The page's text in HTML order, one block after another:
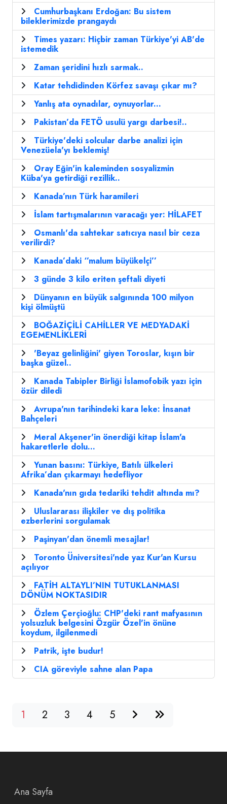
Cumhurbaşkanı Erdoğan: Bu sistem
bileklerimizde prangaydı
Times yazarı: Hiçbir zaman Türkiye'yi AB'de
istemedik
Zaman şeridini hızlı sarmak..
Katar tehdidinden Körfez savaşı çıkar mı?
Yanlış ata oynadılar, oynuyorlar...
Pakistan’da FETÖ usulü yargı darbesi!..
Türkiye'deki solcular darbe analizi için
Venezüela'yı beklemiş!
Oray Eğin'in kaleminden sosyalizmin
Küba'ya getirdiği rezillik..
Kanada’nın Türk haramileri
İslam tartışmalarının varacağı yer: HİLAFET
Osmanlı'da sahtekar satıcıya nasıl bir ceza
verilirdi?
Kanada’daki ‘’malum büyükelçi’’
3 günde 3 kilo eriten şeftali diyeti
Dünyanın en büyük salgınında 100 milyon
kişi ölmüştü
BOĞAZİÇİLİ CAHİLLER VE MEDYADAKİ
EGEMENLİKLERİ
'Beyaz gelinliğini' giyen Toroslar, kışın bir
başka güzel..
Kanada Tabipler Birliği İslamofobik yazı için
özür diledi
Avrupa'nın tarihindeki kara leke: İnsanat
Bahçeleri
Meral Akşener'in önerdiği kitap İslam'a
hakaretlerle dolu...
Yunan basını: Türkiye, Batılı ülkeleri
Afrika’dan çıkarmayı hedefliyor
Kanada'nın gıda tedariki tehdit altında mı?
Uluslararası ilişkiler ve dış politika
ezberlerini sorgulamak
Paşinyan'dan önemli mesajlar!
Toronto Üniversitesi'nde yaz Kur'an Kursu
açılıyor
FATİH ALTAYLI’NIN TUTUKLANMASI
DÖNÜM NOKTASIDIR
Özlem Çerçioğlu: CHP'deki rant mafyasının
yolsuzluk belgesini Özgür Özel'in önüne
koydum, ilgilenmedi
Patrik, işte budur!
CIA göreviyle sahne alan Papa
1 2 3 4 5
Ana Sayfa